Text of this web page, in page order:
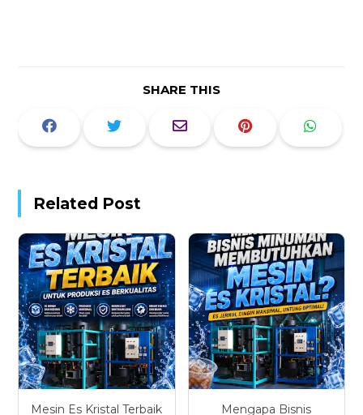
SHARE THIS
Related Post
Mesin Es Kristal Terbaik
Mengapa Bisnis